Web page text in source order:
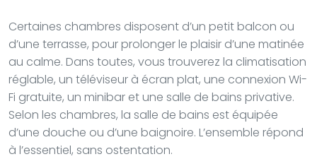
Certaines chambres disposent d’un petit balcon ou
d’une terrasse, pour prolonger le plaisir d’une matinée
au calme. Dans toutes, vous trouverez la climatisation
réglable, un téléviseur à écran plat, une connexion Wi-
Fi gratuite, un minibar et une salle de bains privative.
Selon les chambres, la salle de bains est équipée
d’une douche ou d’une baignoire. L’ensemble répond
à l’essentiel, sans ostentation.